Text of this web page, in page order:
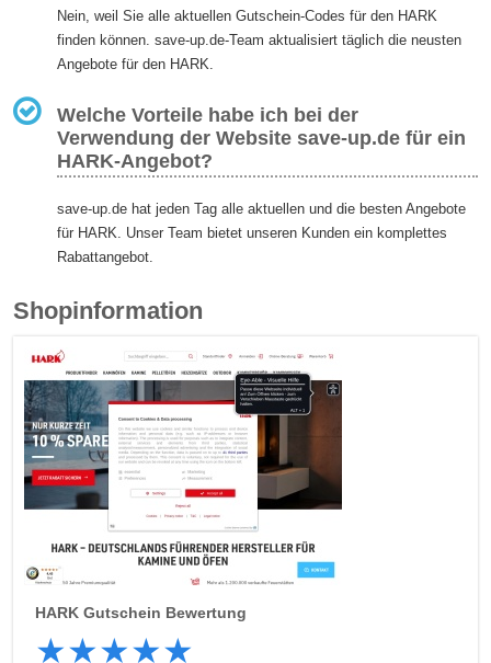
Nein, weil Sie alle aktuellen Gutschein-Codes für den HARK
finden können. save-up.de-Team aktualisiert täglich die neusten
Angebote für den HARK.
Welche Vorteile habe ich bei der
Verwendung der Website save-up.de für ein
HARK-Angebot?
save-up.de hat jeden Tag alle aktuellen und die besten Angebote
für HARK. Unser Team bietet unseren Kunden ein komplettes
Rabattangebot.
Shopinformation
HARK Gutschein Bewertung
★★★★★